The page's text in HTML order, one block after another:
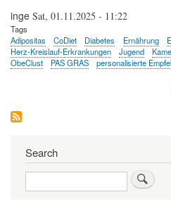
inge Sat, 01.11.2025 - 11:22
Tags
Adipositas
CoDiet Diabetes Ernährung
Herz-Kreislauf-Erkrankungen
Jugend
ObeClust
PAS GRAS personalisierte
Search
Search